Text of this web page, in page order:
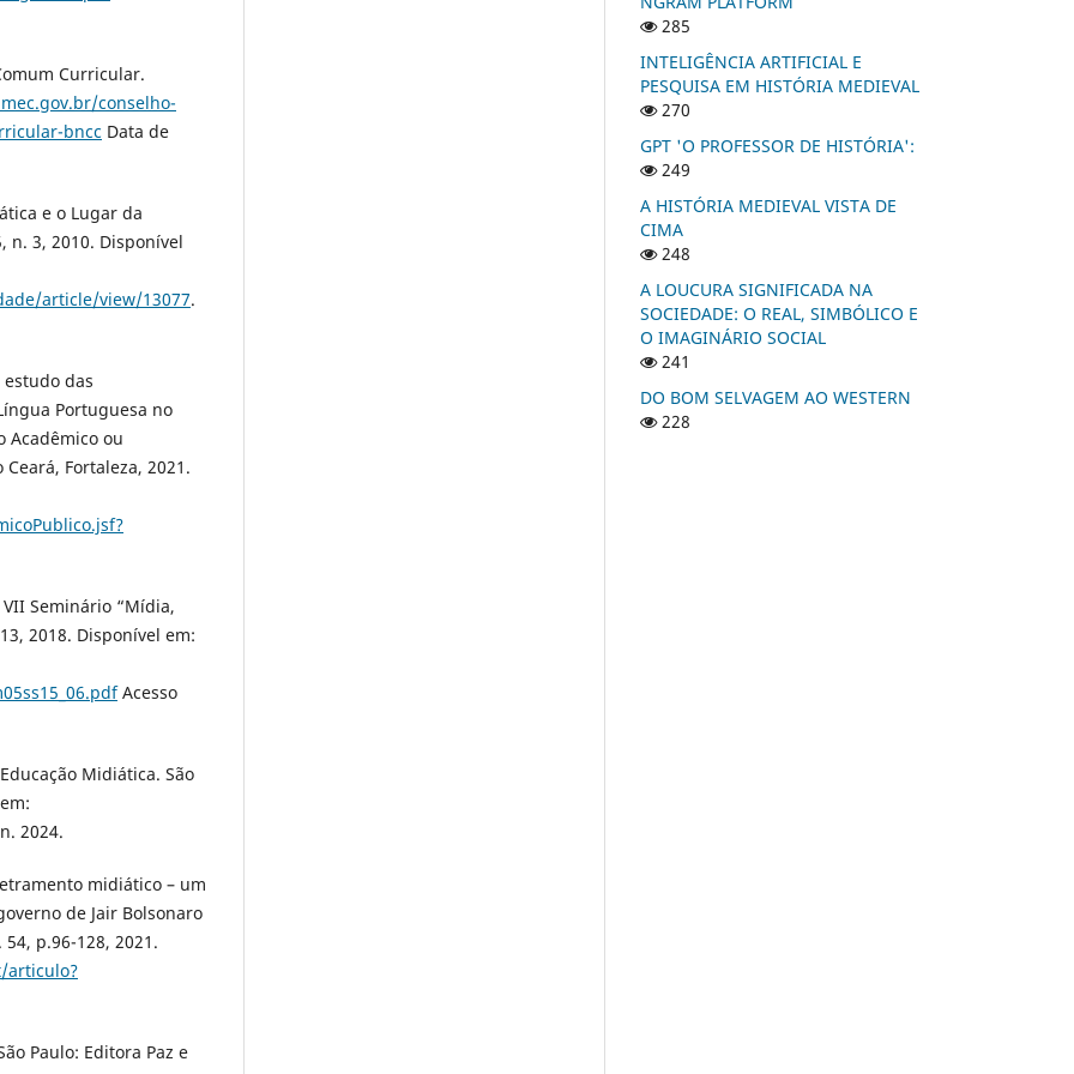
Curricular.
conselho-
bncc Data de
e o Lugar da
n. 3, 2010. Disponível
article/view/13077.
estudo das
Portuguesa no
Acadêmico ou
Fortaleza, 2021.
Seminário “Mídia,
2018. Disponível em:
Acesso
Midiática. São
2024.
midiático – um
de Jair Bolsonaro
p.96-128, 2021.
articulo?
Paulo: Editora Paz e
285
INTELIGÊNCIA ARTIFICIAL E
PESQUISA EM HISTÓRIA MEDIEVAL
270
GPT 'O PROFESSOR DE HISTÓRIA':
249
A HISTÓRIA MEDIEVAL VISTA DE
CIMA
248
A LOUCURA SIGNIFICADA NA
SOCIEDADE: O REAL, SIMBÓLICO E
O IMAGINÁRIO SOCIAL
241
DO BOM SELVAGEM AO WESTERN
228